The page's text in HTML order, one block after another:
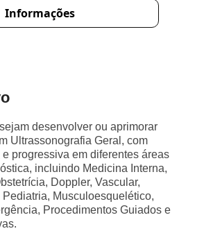
Informações
desenvolver ou aprimorar
Ultrassonografia Geral, com
progressiva em diferentes áreas
incluindo Medicina Interna,
Doppler, Vascular,
Pediatria, Musculoesquelético,
Procedimentos Guiados e